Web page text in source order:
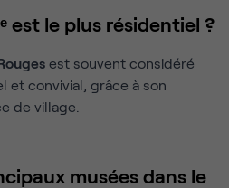
est le plus résidentiel ?
est souvent considéré
et convivial, grâce à son
de village.
musées dans le